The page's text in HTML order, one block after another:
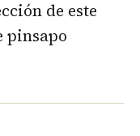
de este
pinsapo